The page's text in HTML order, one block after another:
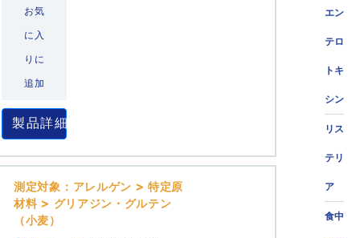
エン
テロ
トキ
シン
リス
テリ
ア
食中
お気
に入
りに
追加
製品詳細
測定対象：アレルゲン > 特定原
材料 > グリアジン・グルテン
（小麦）